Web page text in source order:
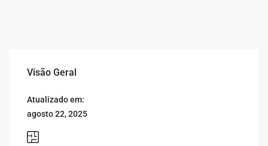
Visão Geral
Atualizado em:
agosto 22, 2025